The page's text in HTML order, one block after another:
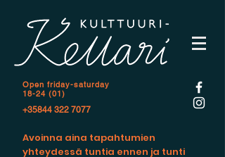
Open friday-saturday
18-24 (01)
+35844 322 7077
Avoinna aina tapahtumien
yhteydessä tuntia ennen ja tunti